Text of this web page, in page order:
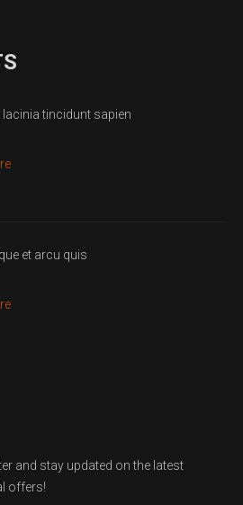
lacinia tincidunt sapien
et arcu quis
and stay updated on the latest
offers!